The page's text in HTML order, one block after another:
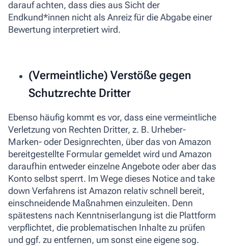
darauf achten, dass dies aus Sicht der
Endkund*innen nicht als Anreiz für die Abgabe einer
Bewertung interpretiert wird.
(Vermeintliche) Verstöße gegen
Schutzrechte Dritter
Ebenso häufig kommt es vor, dass eine vermeintliche
Verletzung von Rechten Dritter, z. B. Urheber-
Marken- oder Designrechten, über das von Amazon
bereitgestellte Formular gemeldet wird und Amazon
daraufhin entweder einzelne Angebote oder aber das
Konto selbst sperrt. Im Wege dieses Notice and take
down Verfahrens ist Amazon relativ schnell bereit,
einschneidende Maßnahmen einzuleiten. Denn
spätestens nach Kenntniserlangung ist die Plattform
verpflichtet, die problematischen Inhalte zu prüfen
und ggf. zu entfernen, um sonst eine eigene sog.